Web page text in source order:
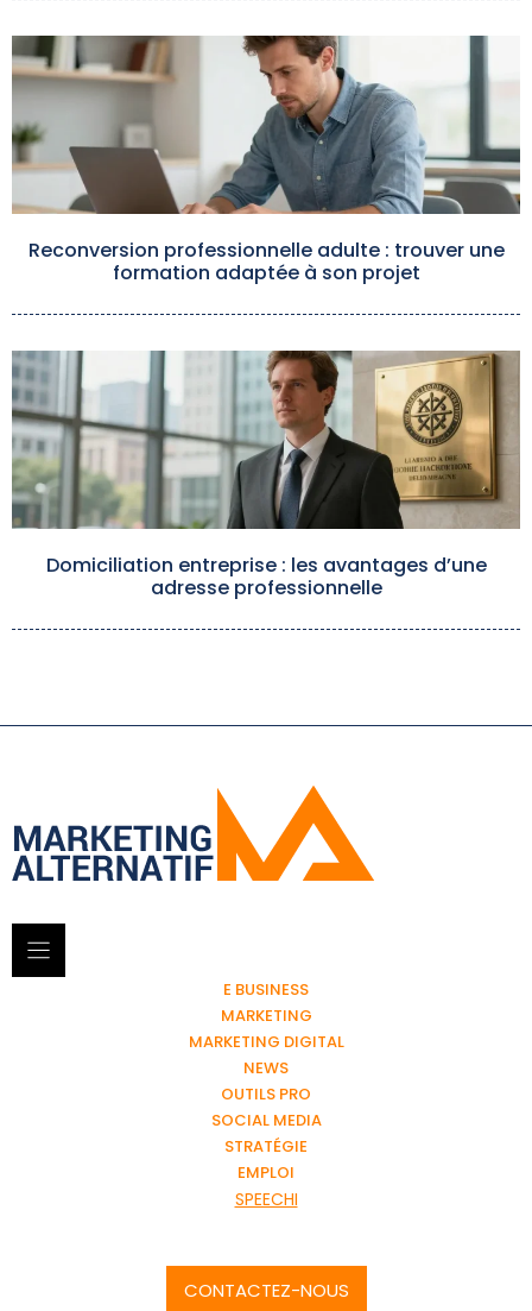
Reconversion professionnelle adulte : trouver une
formation adaptée à son projet
Domiciliation entreprise : les avantages d’une
adresse professionnelle
E BUSINESS
MARKETING
MARKETING DIGITAL
NEWS
OUTILS PRO
SOCIAL MEDIA
STRATÉGIE
EMPLOI
SPEECHI
CONTACTEZ-NOUS